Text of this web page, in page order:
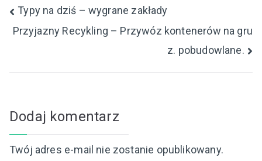
Nawigacja
wpisu
Typy na dziś – wygrane zakłady
Przyjazny Recykling – Przywóz kontenerów na gru
z. pobudowlane.
Dodaj komentarz
Twój adres e-mail nie zostanie opublikowany.